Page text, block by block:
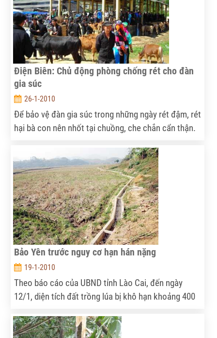
Điện Biên: Chủ động phòng chống rét cho đàn
gia súc
26-1-2010
Để bảo vệ đàn gia súc trong những ngày rét đậm, rét
hại bà con nên nhốt tại chuồng, che chắn cẩn thận.
Bảo Yên trước nguy cơ hạn hán nặng
19-1-2010
Theo báo cáo của UBND tỉnh Lào Cai, đến ngày
12/1, diện tích đất trồng lúa bị khô hạn khoảng 400
chiếm 312 ha.